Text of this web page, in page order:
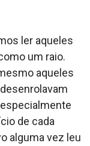
ler aqueles
um raio.
aqueles
de cada
alguma vez leu